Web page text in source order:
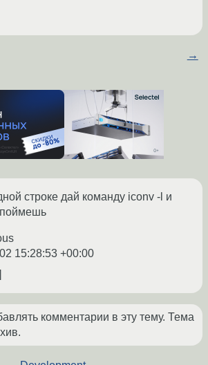
→
строке дай команду iconv -l и
15:28:53 +00:00
комментарии в эту тему. Тема